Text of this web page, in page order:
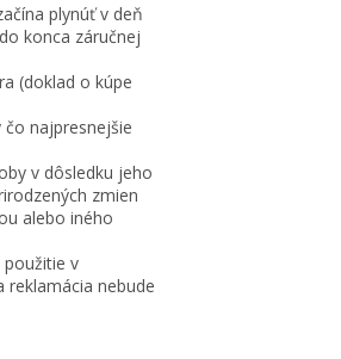
plynúť v deň
konca záručnej
(doklad o kúpe
najpresnejšie
v dôsledku jeho
zmien
alebo iného
v
reklamácia nebude